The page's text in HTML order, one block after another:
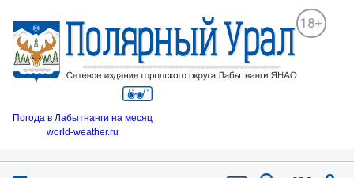
18+
Погода в Лабытнанги на месяц
world-weather.ru